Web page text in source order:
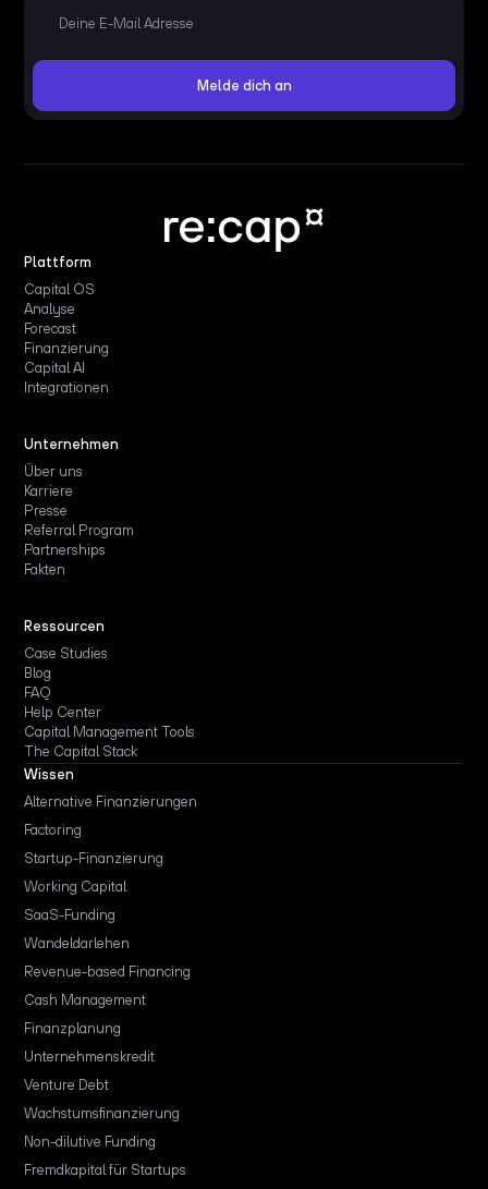
Plattform
Capital OS
Analyse
Forecast
Finanzierung
Capital AI
Integrationen
Unternehmen
Über uns
Karriere
Presse
Referral Program
Partnerships
Fakten
Ressourcen
Case Studies
Blog
FAQ
Help Center
Capital Management Tools
The Capital Stack
Wissen
Alternative Finanzierungen
Factoring
Startup-Finanzierung
Working Capital
SaaS-Funding
Wandeldarlehen
Revenue-based Financing
Cash Management
Finanzplanung
Unternehmenskredit
Venture Debt
Wachstumsfinanzierung
Non-dilutive Funding
Fremdkapital für Startups